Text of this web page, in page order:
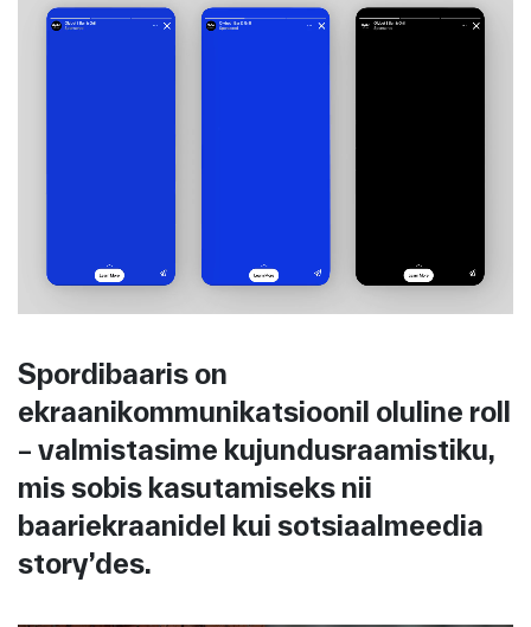
Spordibaaris on
ekraanikommunikatsioonil oluline roll
– valmistasime kujundusraamistiku,
mis sobis kasutamiseks nii
baariekraanidel kui sotsiaalmeedia
story’des.